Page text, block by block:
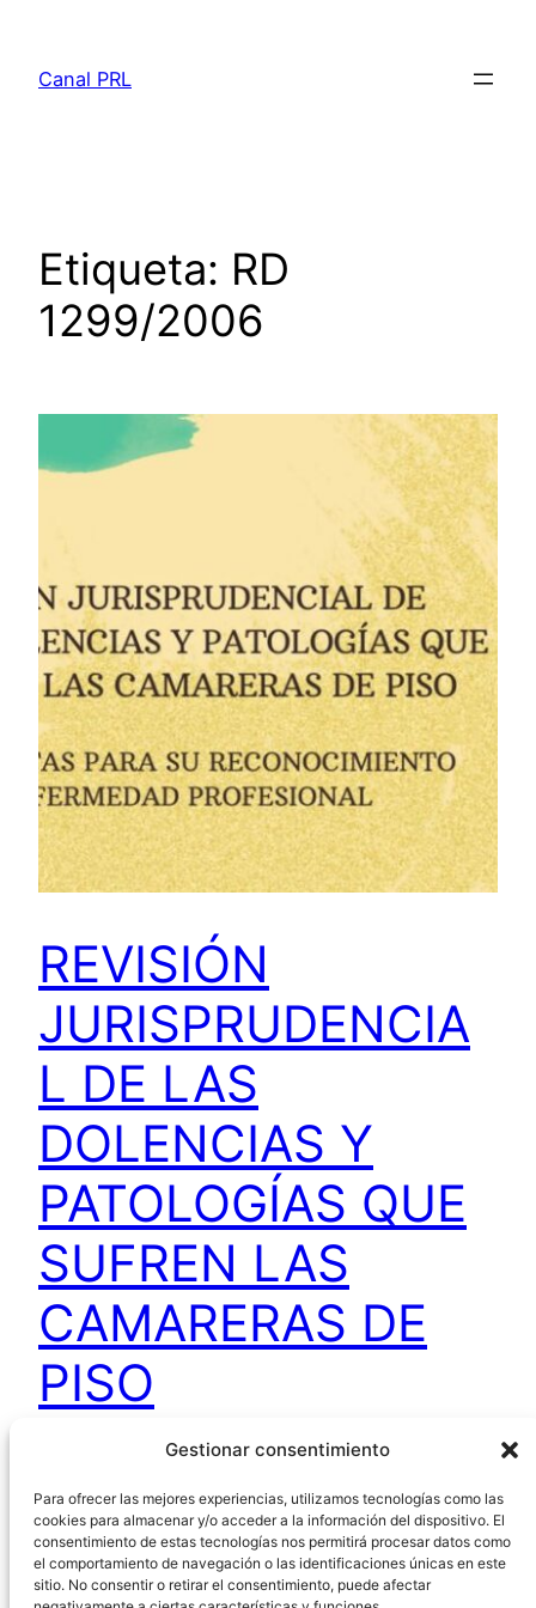
Gestionar consentimiento
Para ofrecer las mejores experiencias, utilizamos tecnologías como las
cookies para almacenar y/o acceder a la información del dispositivo. El
consentimiento de estas tecnologías nos permitirá procesar datos como
el comportamiento de navegación o las identificaciones únicas en este
sitio. No consentir o retirar el consentimiento, puede afectar
contenido
Canal PRL
Etiqueta: RD
1299/2006
REVISIÓN
JURISPRUDENCIA
L DE LAS
DOLENCIAS Y
PATOLOGÍAS QUE
SUFREN LAS
CAMARERAS DE
PISO
la Asociación Española de Derecho del Trabajo y
de la Seguridad Social (AEDTSS) ha elaborado el
estudio “Revisión jurisprudencial de las dolencias
y patologías que sufren las camareras de piso.